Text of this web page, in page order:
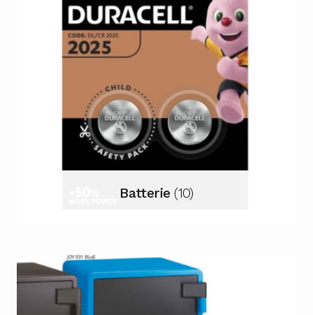
Batterie (10)